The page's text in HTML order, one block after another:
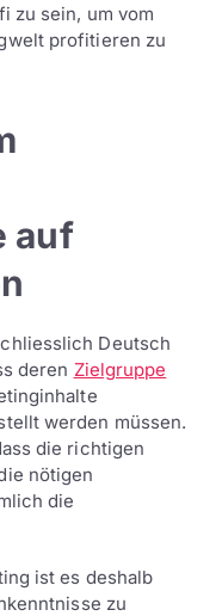
zu sein, um vom
profitieren zu
auf
Deutsch
deren Zielgruppe
werden müssen.
die richtigen
nötigen
die
ist es deshalb
zu